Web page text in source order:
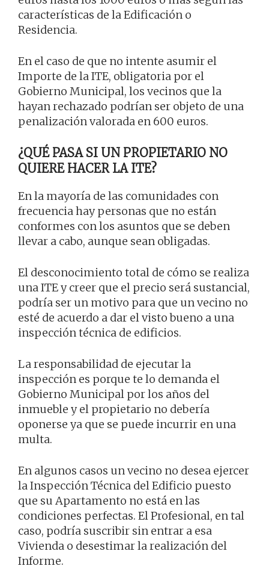
características de la Edificación o
Residencia.
En el caso de que no intente asumir el
Importe de la ITE, obligatoria por el
Gobierno Municipal, los vecinos que la
hayan rechazado podrían ser objeto de una
penalización valorada en 600 euros.
¿QUÉ PASA SI UN PROPIETARIO NO
QUIERE HACER LA ITE?
En la mayoría de las comunidades con
frecuencia hay personas que no están
conformes con los asuntos que se deben
llevar a cabo, aunque sean obligadas.
El desconocimiento total de cómo se realiza
una ITE y creer que el precio será sustancial,
podría ser un motivo para que un vecino no
esté de acuerdo a dar el visto bueno a una
inspección técnica de edificios.
La responsabilidad de ejecutar la
inspección es porque te lo demanda el
Gobierno Municipal por los años del
inmueble y el propietario no debería
oponerse ya que se puede incurrir en una
multa.
En algunos casos un vecino no desea ejercer
la Inspección Técnica del Edificio puesto
que su Apartamento no está en las
condiciones perfectas. El Profesional, en tal
caso, podría suscribir sin entrar a esa
Vivienda o desestimar la realización del
Informe.